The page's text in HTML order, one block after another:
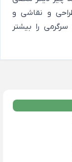
و نقاشی و
را بیشتر